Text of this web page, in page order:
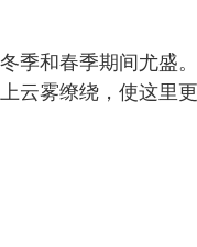
季和春季期间尤盛。
云雾缭绕，使这里更